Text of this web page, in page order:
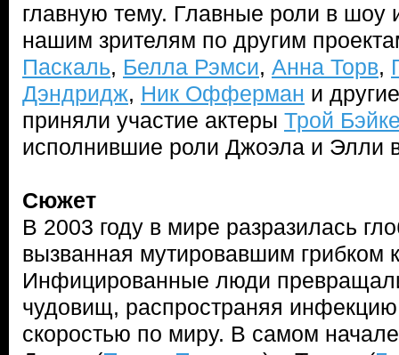
главную тему. Главные роли в шоу
нашим зрителям по другим
Паскаль, Белла Рэмси, Анна Торв,
Дэндридж, Ник Офферман и
приняли участие актеры Трой
исполнившие роли Джоэла и Элли
Сюжет
В 2003 году в мире разразилась
вызванная мутировавшим грибком
Инфицированные люди
чудовищ, распространяя
скоростью по миру. В самом начале